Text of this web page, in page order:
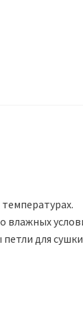
влажных
для